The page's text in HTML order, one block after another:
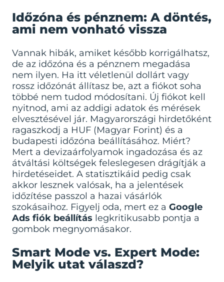
Időzóna és pénznem: A döntés,
ami nem vonható vissza
Vannak hibák, amiket később korrigálhatsz,
de az időzóna és a pénznem megadása
nem ilyen. Ha itt véletlenül dollárt vagy
rossz időzónát állítasz be, azt a fiókot soha
többé nem tudod módosítani. Új fiókot kell
nyitnod, ami az addigi adatok és mérések
elvesztésével jár. Magyarországi hirdetőként
ragaszkodj a HUF (Magyar Forint) és a
budapesti időzóna beállításához. Miért?
Mert a devizaárfolyamok ingadozása és az
átváltási költségek feleslegesen drágítják a
hirdetéseidet. A statisztikáid pedig csak
akkor lesznek valósak, ha a jelentések
időzítése passzol a hazai vásárlók
szokásaihoz. Figyelj oda, mert ez a Google
Ads fiók beállítás legkritikusabb pontja a
gombok megnyomásakor.
Smart Mode vs. Expert Mode:
Melyik utat válaszd?